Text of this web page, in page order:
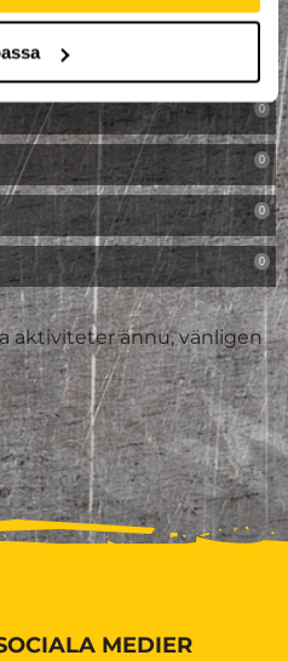
0
0
0
0
0
aktiviteter ännu, vänligen
MEDIER